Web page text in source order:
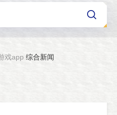
戏app 综合新闻